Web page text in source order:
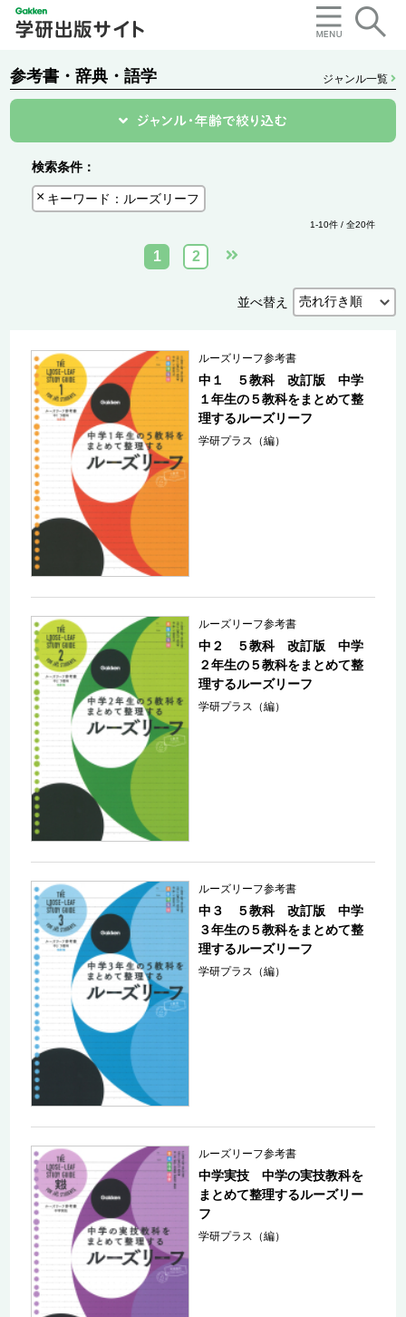
参考書・辞典・語学 ジャンル一覧
検索条件：
キーワード：ルーズリーフ
1-10件 / 全20件
1 2
並べ替え
ルーズリーフ参考書
中１ ５教科 改訂版 中学
１年生の５教科をまとめて整
理するルーズリーフ
学研プラス（編）
ルーズリーフ参考書
中２ ５教科 改訂版 中学
２年生の５教科をまとめて整
理するルーズリーフ
学研プラス（編）
ルーズリーフ参考書
中３ ５教科 改訂版 中学
３年生の５教科をまとめて整
理するルーズリーフ
学研プラス（編）
ルーズリーフ参考書
中学実技 中学の実技教科を
まとめて整理するルーズリー
フ
学研プラス（編）